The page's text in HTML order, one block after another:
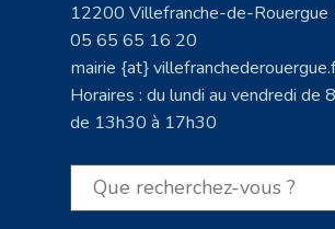
12200 Villefranche-de-Rouergue
05 65 65 16 20
mairie {at}
Horaires : du lundi au vendredi de
de 13h30 à 17h30
Rechercher